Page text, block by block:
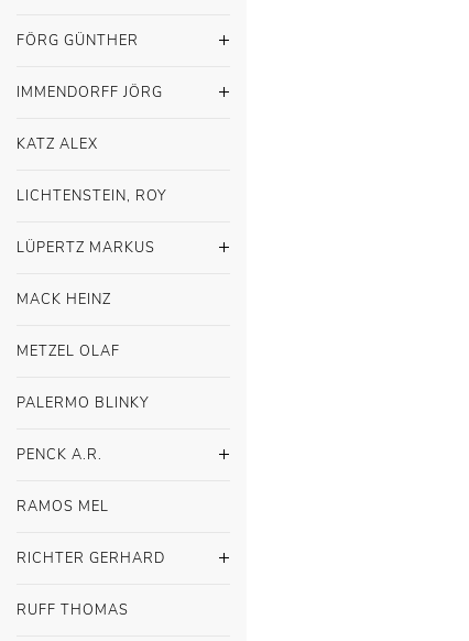
FÖRG GÜNTHER
IMMENDORFF JÖRG
KATZ ALEX
LICHTENSTEIN, ROY
LÜPERTZ MARKUS
MACK HEINZ
METZEL OLAF
PALERMO BLINKY
PENCK A.R.
RAMOS MEL
RICHTER GERHARD
RUFF THOMAS